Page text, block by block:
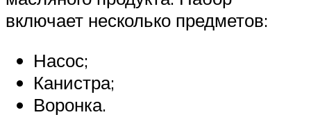
включает несколько предметов:
Насос;
Канистра;
Воронка.